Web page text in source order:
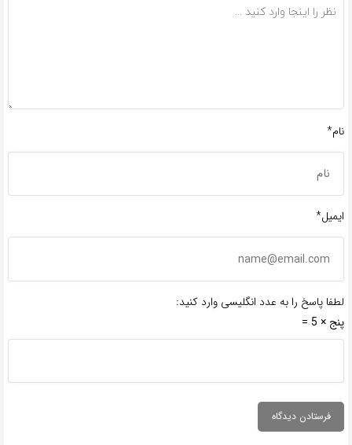
نام*
ایمیل*
لطفا پاسخ را به عدد انگلیسی وارد کنید:
پنج × 5 =